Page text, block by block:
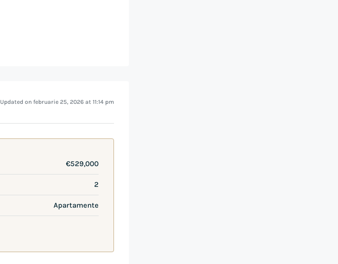
Updated on februarie 25, 2026 at 11:14 pm
€529,000
2
Apartamente